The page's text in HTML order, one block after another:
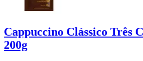
Cappuccino Clássico Três
200g